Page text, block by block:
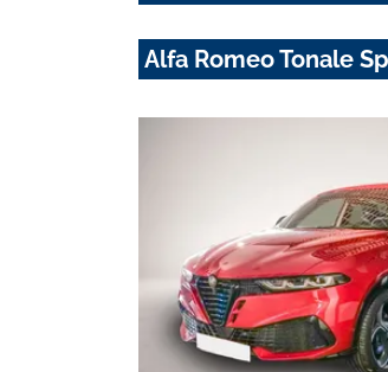
Alfa Romeo Tonale